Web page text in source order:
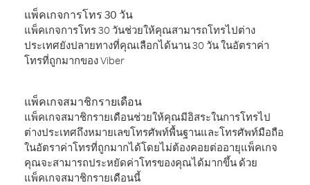
แพ็คเกจการโทร 30 วัน
แพ็คเกจการโทร 30 วันช่วยให้คุณสามารถโทรไปต่าง
ประเทศยังปลายทางที่คุณเลือกได้นาน 30 วัน ในอัตราค่า
โทรที่ถูกมากของ Viber
แพ็คเกจสมาชิกรายเดือน
แพ็คเกจสมาชิกรายเดือนช่วยให้คุณมีอิสระในการโทรไป
ต่างประเทศถึงหมายเลขโทรศัพท์พื้นฐานและโทรศัพท์มือถือ
ในอัตราค่าโทรที่ถูกมากได้โดยไม่ต้องคอยต่ออายุแพ็คเกจ
คุณจะสามารถประหยัดค่าโทรของคุณได้มากขึ้น ด้วย
แพ็คเกจสมาชิกรายเดือนนี้